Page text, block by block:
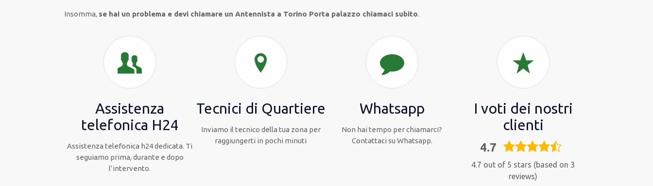
Insomma, se hai un problema e devi chiamare un Antennista a Torino Porta palazzo chiamaci subito.
Assistenza
telefonica H24
Assistenza telefonica h24 dedicata. Ti
seguiamo prima, durante e dopo
l’intervento.
Tecnici di Quartiere
Inviamo il tecnico della tua zona per
raggiungerti in pochi minuti
Whatsapp
Non hai tempo per chiamarci?
Contattaci su Whatsapp.
I voti dei nostri
clienti
4.7
4,7
4.7 out of 5 stars (based on 3
reviews)